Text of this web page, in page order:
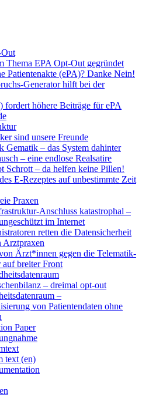
datenschutz.de
Thema EPA Opt-Out gegründet
Patientenakte (ePA)? Danke Nein!
Generator hilft bei der
höhere Beiträge für ePA
sind unsere Freunde
Gematik – das System dahinter
– eine endlose Realsatire
Schrott – da helfen keine Pillen!
E-Rezeptes auf unbestimmte Zeit
Praxen
Anschluss katastrophal –
im Internet
retten die Datensicherheit
Arztpraxen
Ärzt*innen gegen die Telematik-
breiter Front
– dreimal opt-out
–
von Patientendaten ohne
Paper
text (en)